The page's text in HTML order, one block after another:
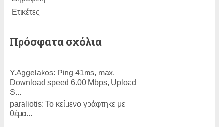
Ετικέτες
Πρόσφατα σχόλια
Y.Aggelakos: Ping 41ms, max.
Download speed 6.00 Mbps, Upload
S...
paraliotis: Το κείμενο γράφτηκε με
θέμα...